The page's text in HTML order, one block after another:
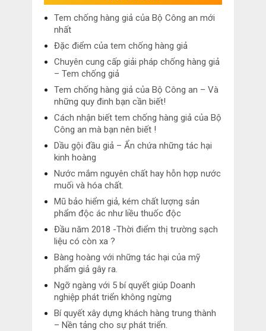
Tem chống hàng giả của Bộ Công an mới
nhất
Đặc điểm của tem chống hàng giả
Chuyên cung cấp giải pháp chống hàng giả
– Tem chống giả
Tem chống hàng giả của Bộ Công an – Và
những quy đinh bạn cần biết!
Cách nhận biết tem chống hàng giả của Bộ
Công an mà bạn nên biết !
Dầu gội đầu giả – Ẩn chứa những tác hại
kinh hoàng
Nước mắm nguyên chất hay hỗn hợp nước
muối và hóa chất.
Mũ bảo hiểm giả, kém chất lượng sản
phẩm độc ác như liều thuốc độc
Đầu năm 2018 -Thời điểm thị trường sạch
liệu có còn xa ?
Bàng hoàng với những tác hại của mỹ
phẩm giả gây ra.
Ngỡ ngàng với 5 bí quyết giúp Doanh
nghiệp phát triển không ngừng
Bí quyết xây dựng khách hàng trung thành
– Nền tảng cho sự phát triển.